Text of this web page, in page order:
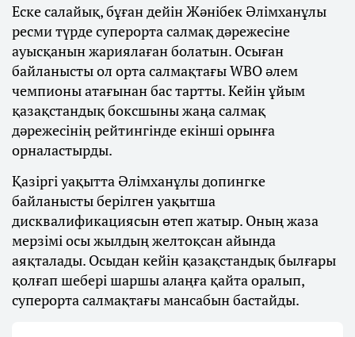
Еске салайық, бұған дейін Жәнібек Әлімханұлы
ресми түрде суперорта салмақ дәрежесіне
ауысқанын жариялаған болатын. Осыған
байланысты ол орта салмақтағы WBO әлем
чемпионы атағынан бас тартты. Кейін ұйым
қазақстандық боксшыны жаңа салмақ
дәрежесінің рейтингінде екінші орынға
орналастырды.
Қазіргі уақытта Әлімханұлы допингке
байланысты берілген уақытша
дисквалификациясын өтеп жатыр. Оның жаза
мерзімі осы жылдың желтоқсан айында
аяқталады. Осыдан кейін қазақстандық былғары
қолғап шебері шаршы алаңға қайта оралып,
суперорта салмақтағы мансабын бастайды.